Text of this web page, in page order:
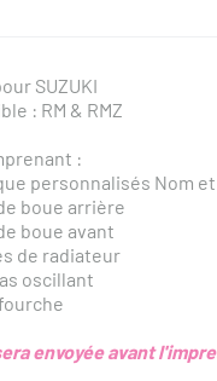
SUZUKI
: RM & RMZ
:
personnalisés Nom
boue arrière
boue avant
de radiateur
oscillant
envoyée avant